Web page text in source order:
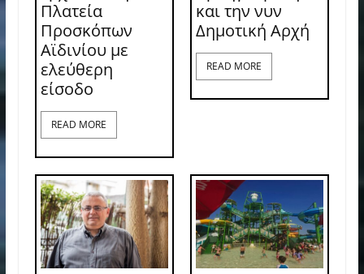
Πλατεία
Προσκόπων
Αϊδινίου με
ελεύθερη
είσοδο
READ MORE
και την νυν
Δημοτική Αρχή
READ MORE